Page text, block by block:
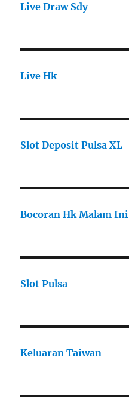
Live Draw Sdy
Live Hk
Slot Deposit Pulsa XL
Bocoran Hk Malam Ini
Slot Pulsa
Keluaran Taiwan